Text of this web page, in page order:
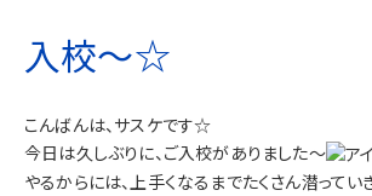
入校～☆
こんばんは、サスケです☆
今日は久しぶりに、ご入校がありました～
やるからには、上手くなるまでたくさん潜ってい